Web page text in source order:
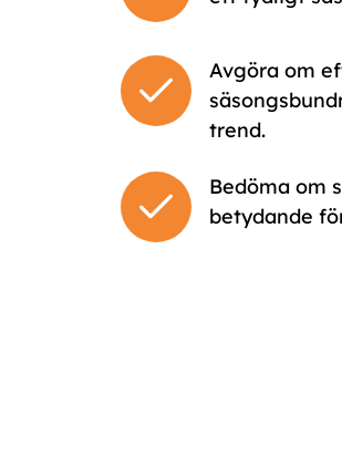
Avgöra om
trend.
Bedöma om
betydande